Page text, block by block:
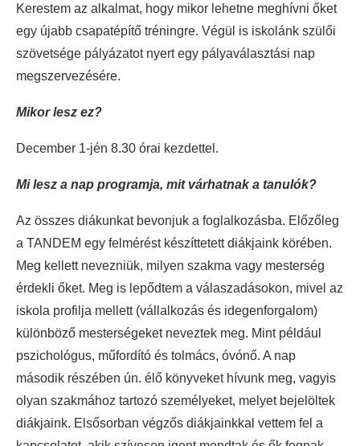
Kerestem az alkalmat, hogy mikor lehetne meghívni őket
egy újabb csapatépítő tréningre. Végül is iskolánk szülői
szövetsége pályázatot nyert egy pályaválasztási nap
megszervezésére.
Mikor lesz ez?
December 1-jén 8.30 órai kezdettel.
Mi lesz a nap programja, mit várhatnak a tanulók?
Az összes diákunkat bevonjuk a foglalkozásba. Előzőleg
a TANDEM egy felmérést készíttetett diákjaink körében.
Meg kellett nevezniük, milyen szakma vagy mesterség
érdekli őket. Meg is lepődtem a válaszadásokon, mivel az
iskola profilja mellett (vállalkozás és idegenforgalom)
különböző mesterségeket neveztek meg. Mint például
pszichológus, műfordító és tolmács, óvónő. A nap
második részében ún. élő könyveket hívunk meg, vagyis
olyan szakmához tartozó személyeket, melyet bejelöltek
diákjaink. Elsősorban végzős diákjainkkal vettem fel a